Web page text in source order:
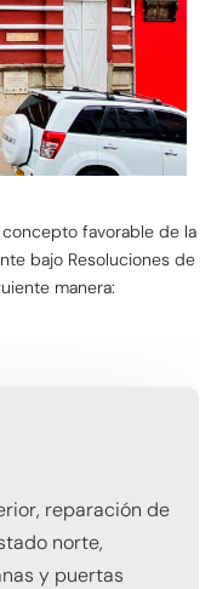
favorable de la
bajo Resoluciones de
manera:
reparación de
norte,
y puertas